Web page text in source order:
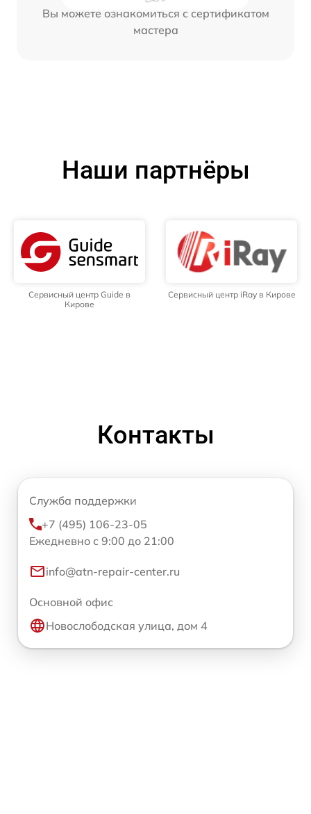
Вы можете ознакомиться с сертификатом
мастера
Наши партнёры
Сервисный центр Guide в
Кирове
Сервисный центр iRay в Кирове
Контакты
Служба поддержки
+7 (495) 106-23-05
Ежедневно с 9:00 до 21:00
info@atn-repair-center.ru
Основной офис
Новослободская улица, дом 4